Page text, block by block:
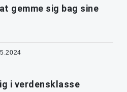
gemme sig bag sine
i verdensklasse